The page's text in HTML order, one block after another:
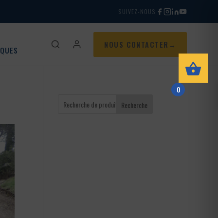
SUIVEZ-NOUS
NOUS CONTACTER
Recherche
0